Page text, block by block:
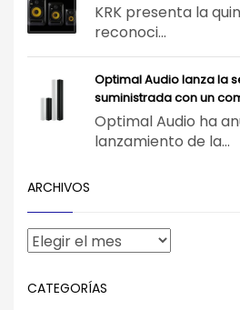
KRK presenta la
reconoci...
Optimal Audio lanza la
suministrada con un
Optimal Audio ha
lanzamiento de la...
ARCHIVOS
CATEGORÍAS